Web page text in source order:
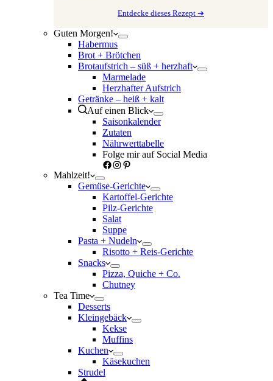
Entdecke dieses Rezept ➔
Guten Morgen!
Habermus
Brot + Brötchen
Brotaufstrich – süß + herzhaft
Marmelade
Herzhafter Aufstrich
Getränke – heiß + kalt
Auf einen Blick
Saisonkalender
Zutaten
Nährwerttabelle
Folge mir auf Social Media
Facebook
Instagram
Pinterest
Mahlzeit!
Gemüse-Gerichte
Kartoffel-Gerichte
Pilz-Gerichte
Salat
Suppe
Pasta + Nudeln
Risotto + Reis-Gerichte
Snacks
Pizza, Quiche + Co.
Chutney
Tea Time
Desserts
Kleingebäck
Kekse
Muffins
Kuchen
Käsekuchen
Strudel